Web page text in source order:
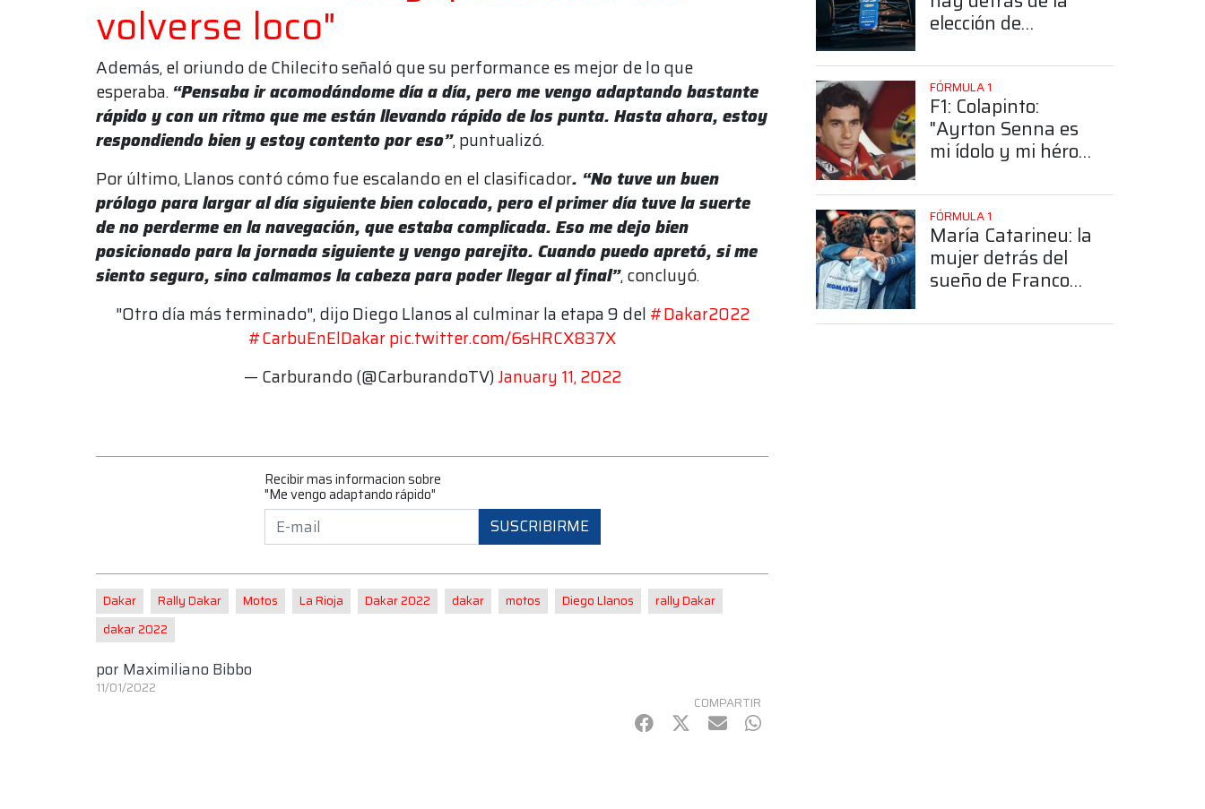
volverse loco"
Además, el oriundo de Chilecito señaló que su performance es mejor de lo que
esperaba.“Pensaba ir acomodándome día a día, pero me vengo adaptando bastante
rápido y con un ritmo que me están llevando rápido de los punta. Hasta ahora, estoy
respondiendo bien y estoy contento por eso”, puntualizó.
Por último, Llanos contó cómo fue escalando en el clasificador. “No tuve un buen
prólogo para largar al día siguiente bien colocado, pero el primer día tuve la suerte
de no perderme en la navegación, que estaba complicada. Eso me dejo bien
posicionado para la jornada siguiente y vengo parejito. Cuando puedo apretó, si me
siento seguro, sino calmamos la cabeza para poder llegar al final”, concluyó.
"Otro día más terminado", dijo Diego Llanos al culminar la etapa 9 del #Dakar2022
#CarbuEnElDakarpic.twitter.com/6sHRCX837X
— Carburando (@CarburandoTV)January 11, 2022
Recibir mas informacion sobre
"Me vengo adaptando rápido"
SUSCRIBIRME
Dakar Rally Dakar Motos La Rioja Dakar 2022 dakar motos Diego Llanos
rally Dakar
dakar 2022
por Maximiliano Bibbo
11/01/2022
COMPARTIR
Facebook
Twitter
mail WhatsApp
elección de
número 43
FÓRMULA 1
F1: Colapinto:
"Ayrton Senna es
mi ídolo y mi héroe
FÓRMULA 1
María Catarineu: la
mujer detrás del
sueño de Franco
Fórmula 1